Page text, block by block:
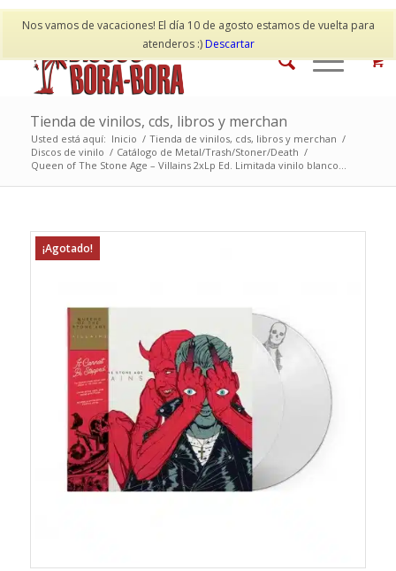
Nos vamos de vacaciones! El día 10 de agosto estamos de vuelta para
atenderos :)Descartar
Mi cuenta Contacto
Tienda de vinilos, cds, libros y merchan
Usted está aquí: Inicio / Tienda de vinilos, cds, libros y merchan /
Discos de vinilo / Catálogo de Metal/Trash/Stoner/Death /
Queen of The Stone Age – Villains 2xLp Ed. Limitada vinilo blanco...
¡Agotado!